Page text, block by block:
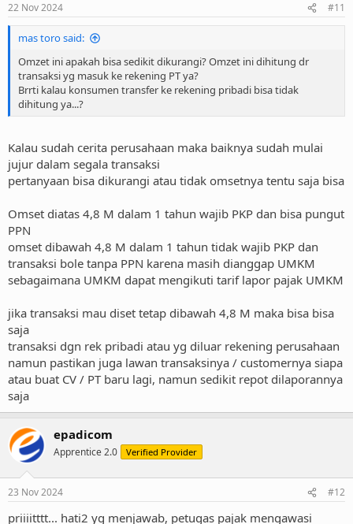
r
22 Nov 2024 #11
mas toro said:
Omzet ini apakah bisa sedikit dikurangi? Omzet ini dihitung dr
transaksi yg masuk ke rekening PT ya?
Brrti kalau konsumen transfer ke rekening pribadi bisa tidak
dihitung ya...?
Kalau sudah cerita perusahaan maka baiknya sudah mulai
jujur dalam segala transaksi
pertanyaan bisa dikurangi atau tidak omsetnya tentu saja bisa
Omset diatas 4,8 M dalam 1 tahun wajib PKP dan bisa pungut
PPN
omset dibawah 4,8 M dalam 1 tahun tidak wajib PKP dan
transaksi bole tanpa PPN karena masih dianggap UMKM
sebagaimana UMKM dapat mengikuti tarif lapor pajak UMKM
jika transaksi mau diset tetap dibawah 4,8 M maka bisa bisa
saja
transaksi dgn rek pribadi atau yg diluar rekening perusahaan
namun pastikan juga lawan transaksinya / customernya siapa
atau buat CV / PT baru lagi, namun sedikit repot dilaporannya
saja
epadicom
Apprentice 2.0 Verified Provider
23 Nov 2024 #12
priiiitttt... hati2 yg menjawab, petugas pajak mengawasi